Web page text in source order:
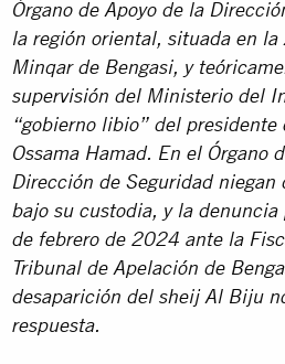
Órgano de Apoyo de la
la región oriental, situada en la
Minqar de Bengasi, y
supervisión del Ministerio del
“gobierno libio” del presidente
Ossama Hamad. En el Órgano
Dirección de Seguridad niegan
bajo su custodia, y la denuncia
de febrero de 2024 ante la
Tribunal de Apelación de
desaparición del sheij Al Biju
respuesta.